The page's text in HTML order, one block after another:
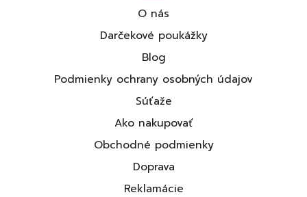
O nás
Darčekové poukážky
Blog
Podmienky ochrany osobných údajov
Súťaže
Ako nakupovať
Obchodné podmienky
Doprava
Reklamácie